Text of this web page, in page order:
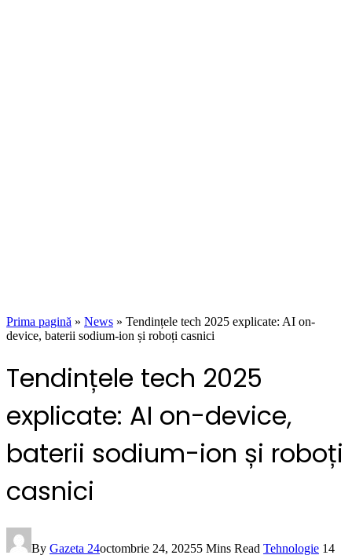
Prima pagină » News » Tendințele tech 2025 explicate: AI on-
device, baterii sodium-ion și roboți casnici
Tendințele tech 2025
explicate: AI on-device,
baterii sodium-ion și roboți
casnici
By Gazeta 24octombrie 24, 20255 Mins Read Tehnologie 14